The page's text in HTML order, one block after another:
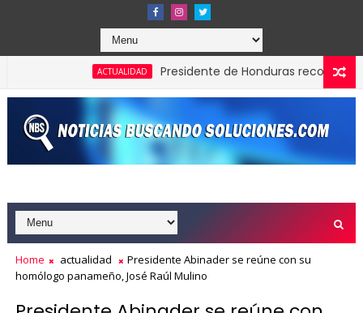
ACTUALIDAD
Presidente de Honduras reconoce y
Awards República Dominicana 2026
Home actualidad
Presidente Abinader se reúne con su
homólogo panameño, José Raúl Mulino